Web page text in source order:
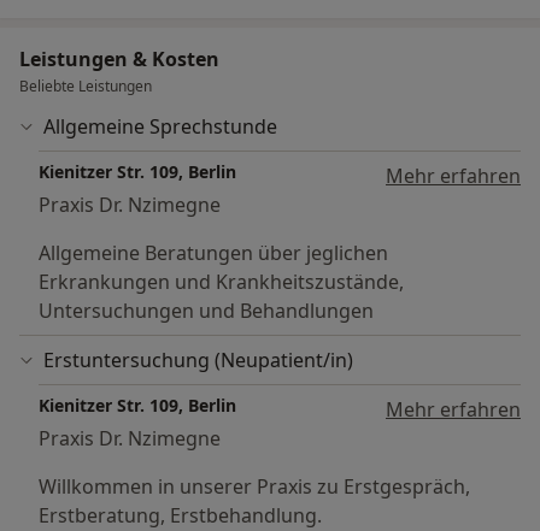
Leistungen & Kosten
Beliebte Leistungen
Allgemeine Sprechstunde
Kienitzer Str. 109, Berlin
Mehr erfahren
Praxis Dr. Nzimegne
Allgemeine Beratungen über jeglichen
Erkrankungen und Krankheitszustände,
Untersuchungen und Behandlungen
Erstuntersuchung (Neupatient/in)
Kienitzer Str. 109, Berlin
Mehr erfahren
Praxis Dr. Nzimegne
Willkommen in unserer Praxis zu Erstgespräch,
Erstberatung, Erstbehandlung.